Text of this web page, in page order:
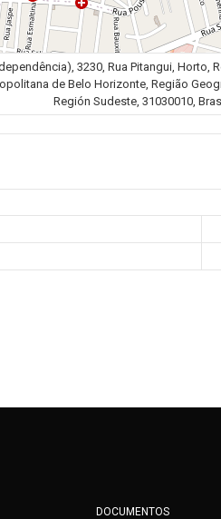
3230, Rua Pitangui, Horto,
de Belo Horizonte, Região
Región Sudeste, 31030010,
DOCUMENTOS